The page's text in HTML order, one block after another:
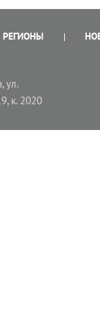
РЕГИОНЫ
ул.
к. 2020